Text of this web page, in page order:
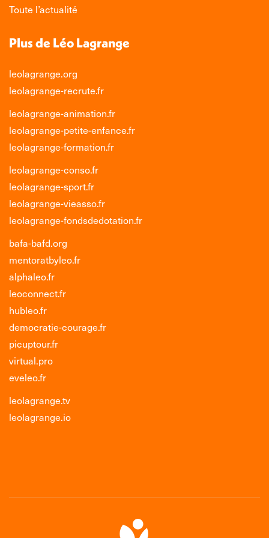
Toute l’actualité
Plus de Léo Lagrange
leolagrange.org
leolagrange-recrute.fr
leolagrange-animation.fr
leolagrange-petite-enfance.fr
leolagrange-formation.fr
leolagrange-conso.fr
leolagrange-sport.fr
leolagrange-vieasso.fr
leolagrange-fondsdedotation.fr
bafa-bafd.org
mentoratbyleo.fr
alphaleo.fr
leoconnect.fr
hubleo.fr
democratie-courage.fr
picuptour.fr
virtual.pro
eveleo.fr
leolagrange.tv
leolagrange.io